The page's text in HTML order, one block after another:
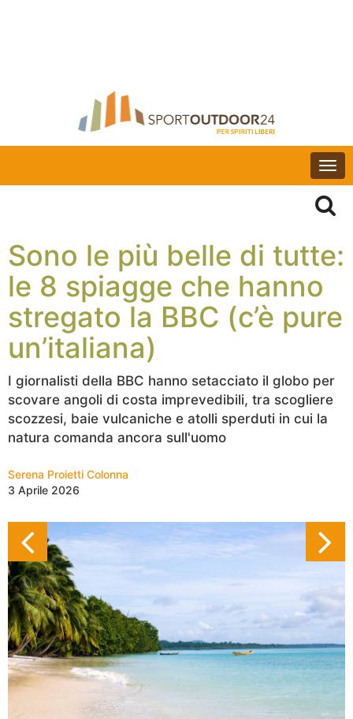
Sono le più belle di tutte:
le 8 spiagge che hanno
stregato la BBC (c’è pure
un’italiana)
I giornalisti della BBC hanno setacciato il globo per
scovare angoli di costa imprevedibili, tra scogliere
scozzesi, baie vulcaniche e atolli sperduti in cui la
natura comanda ancora sull'uomo
Serena Proietti Colonna
3 Aprile 2026